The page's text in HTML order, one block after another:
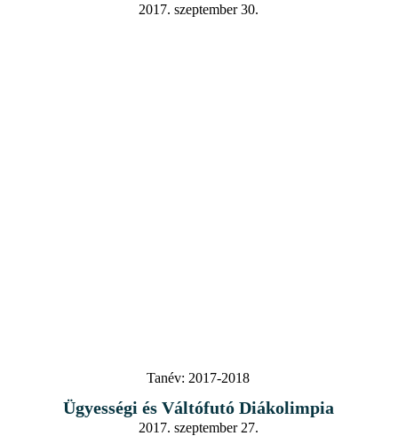
2017. szeptember 30.
Tanév: 2017-2018
Ügyességi és Váltófutó Diákolimpia
2017. szeptember 27.